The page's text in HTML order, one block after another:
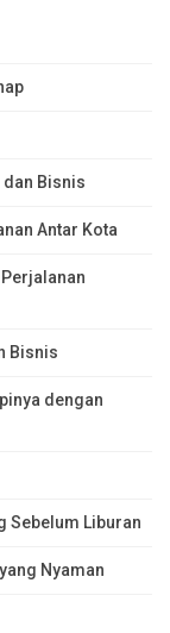
dan Bisnis
Antar Kota
Bisnis
dengan
Sebelum Liburan
Nyaman